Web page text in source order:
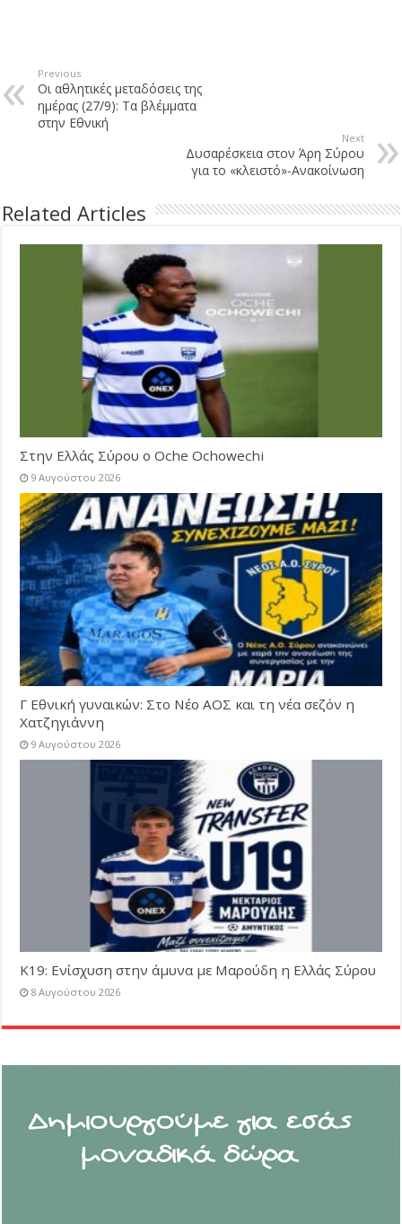
Previous
Οι αθλητικές μεταδόσεις της
ημέρας (27/9): Τα βλέμματα
στην Εθνική
Next
Δυσαρέσκεια στον Άρη Σύρου
για το «κλειστό»-Ανακοίνωση
Related Articles
Στην Ελλάς Σύρου ο Oche Ochowechi
9 Αυγούστου 2026
Γ Εθνική γυναικών: Στο Νέο ΑΟΣ και τη νέα σεζόν η
Χατζηγιάννη
9 Αυγούστου 2026
Κ19: Ενίσχυση στην άμυνα με Μαρούδη η Ελλάς Σύρου
8 Αυγούστου 2026